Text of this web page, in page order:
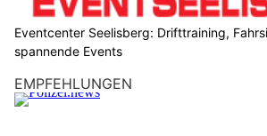
Eventcenter Seelisberg: Drifttraining,
spannende Events
EMPFEHLUNGEN